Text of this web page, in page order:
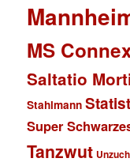
MS
Saltatio
Stahlmann
Super
Tanzwut